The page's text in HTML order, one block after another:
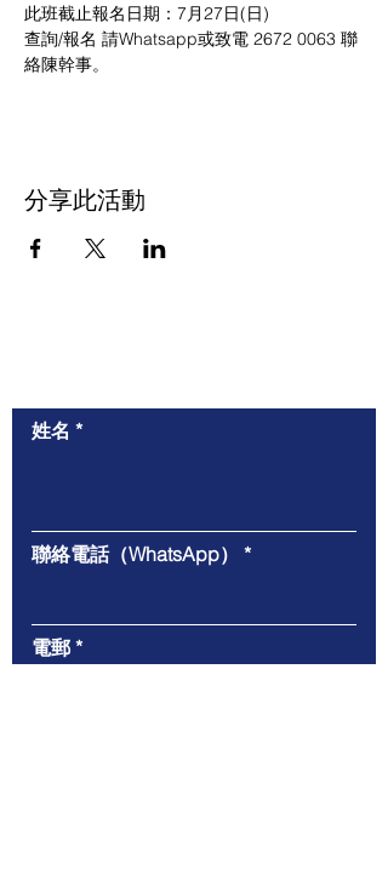
此班截止報名日期：7月27日(日)
查詢/報名 請Whatsapp或致電 2672 0063 聯
絡陳幹事。
分享此活動
姓名
聯絡電話（WhatsApp）
電郵